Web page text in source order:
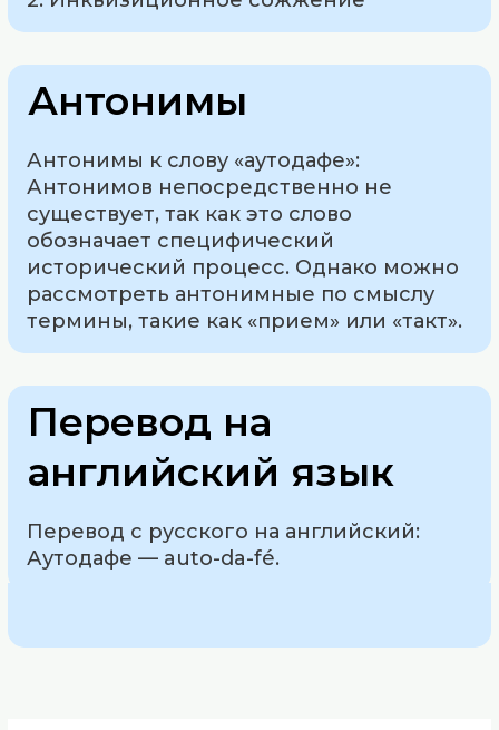
Антонимы
Антонимы к слову «аутодафе»:
Антонимов непосредственно не
существует, так как это слово
обозначает специфический
исторический процесс. Однако можно
рассмотреть антонимные по смыслу
термины, такие как «прием» или «такт».
Перевод на
английский язык
Перевод с русского на английский:
Аутодафе — auto-da-fé.